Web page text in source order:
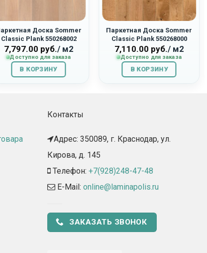
Доска Sommer
Classic Plank 550268002
«Дуб Ладога Браш»
7,797.00 руб./ м2
Доступно для заказа
В КОРЗИНУ
Паркетная Доска Sommer
Classic Plank 550268000
«Дуб Байкал»
7,110.00 руб./ м2
Доступно для заказа
В КОРЗИНУ
Контакты
Адрес: 350089, г. Краснодар, ул.
Кирова, д. 145​
Телефон: +7(928)248-47-48
E-Mail: online@laminapolis.ru
ЗАКАЗАТЬ ЗВОНОК